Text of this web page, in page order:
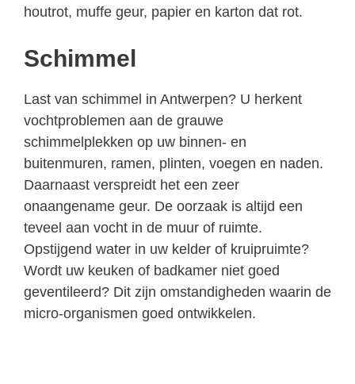
houtrot, muffe geur, papier en karton dat rot.
Schimmel
Last van schimmel in Antwerpen? U herkent
vochtproblemen aan de grauwe
schimmelplekken op uw binnen- en
buitenmuren, ramen, plinten, voegen en naden.
Daarnaast verspreidt het een zeer
onaangename geur. De oorzaak is altijd een
teveel aan vocht in de muur of ruimte.
Opstijgend water in uw kelder of kruipruimte?
Wordt uw keuken of badkamer niet goed
geventileerd? Dit zijn omstandigheden waarin de
micro-organismen goed ontwikkelen.